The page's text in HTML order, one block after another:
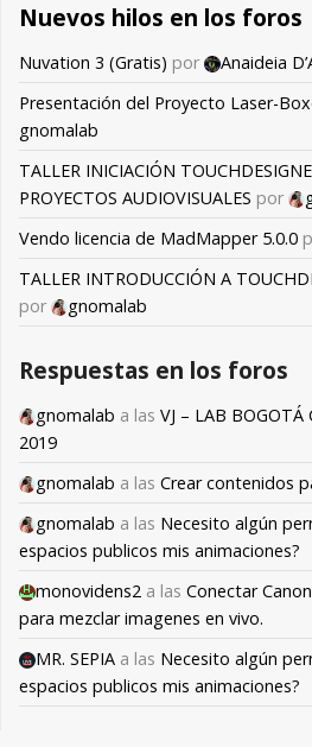
Nuevos hilos en los foros
Nuvation 3 (Gratis) por
Anaideia
Presentación del Proyecto Laser-
gnomalab
TALLER INICIACIÓN
PROYECTOS AUDIOVISUALES por
Vendo licencia de MadMapper 5.0.0
TALLER INTRODUCCIÓN A
por
gnomalab
Respuestas en los foros
gnomalab a las VJ – LAB BOGOTÁ
2019
gnomalab a las Crear contenidos
gnomalab a las Necesito algún
espacios publicos mis animaciones?
monovidens2 a las Conectar
para mezclar imagenes en vivo.
MR. SEPIA a las Necesito algún
espacios publicos mis animaciones?